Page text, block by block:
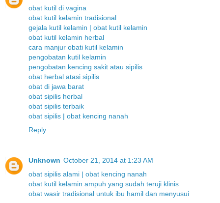
obat kutil di vagina
obat kutil kelamin tradisional
gejala kutil kelamin | obat kutil kelamin
obat kutil kelamin herbal
cara manjur obati kutil kelamin
pengobatan kutil kelamin
pengobatan kencing sakit atau sipilis
obat herbal atasi sipilis
obat di jawa barat
obat sipilis herbal
obat sipilis terbaik
obat sipilis | obat kencing nanah
Reply
Unknown October 21, 2014 at 1:23 AM
obat sipilis alami | obat kencing nanah
obat kutil kelamin ampuh yang sudah teruji klinis
obat wasir tradisional untuk ibu hamil dan menyusui